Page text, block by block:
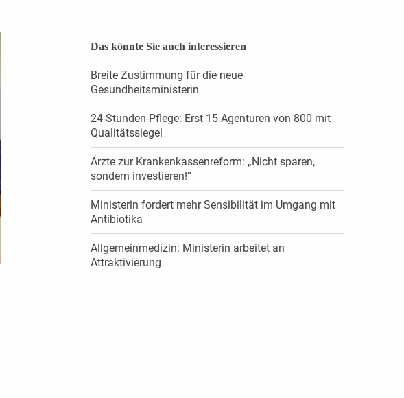
Das könnte Sie auch interessieren
Breite Zustimmung für die neue
Gesundheitsministerin
24-Stunden-Pflege: Erst 15 Agenturen von 800 mit
Qualitätssiegel
Ärzte zur Krankenkassenreform: „Nicht sparen,
sondern investieren!“
Ministerin fordert mehr Sensibilität im Umgang mit
Antibiotika
Allgemeinmedizin: Ministerin arbeitet an
Attraktivierung